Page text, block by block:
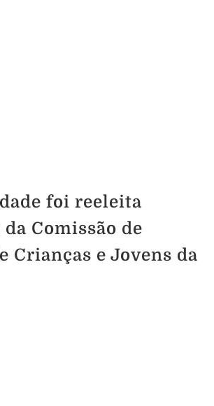
foi reeleita
Comissão de
Crianças e Jovens da